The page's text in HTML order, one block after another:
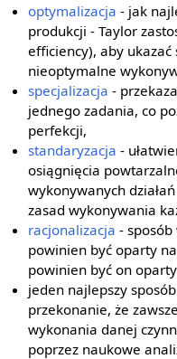
optymalizacja - jak
produkcji - Taylor
efficiency), aby
nieoptymalne
specjalizacja -
jednego zadania, co
perfekcji,
standaryzacja -
osiągnięcia
wykonywanych
zasad wykonywania
racjonalizacja -
powinien być oparty
powinien być on
jeden najlepszy
przekonanie, że
wykonania danej
poprzez naukowe